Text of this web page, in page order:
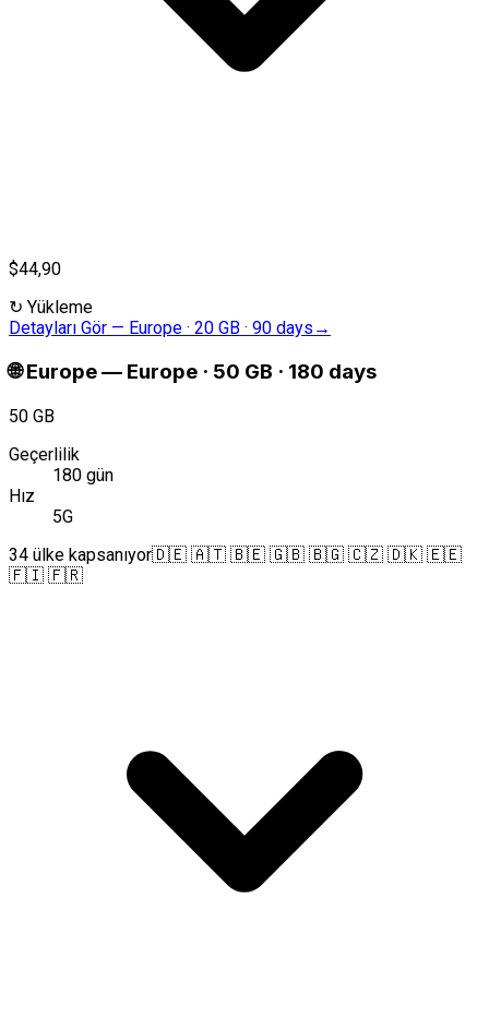
$44,90
↻ Yükleme
Detayları Gör — Europe · 20 GB · 90 days →
🌐 Europe— Europe · 50 GB · 180 days
50 GB
Geçerlilik
180 gün
Hız
5G
34 ülke kapsanıyor🇩🇪 🇦🇹 🇧🇪 🇬🇧 🇧🇬 🇨🇿 🇩🇰 🇪🇪
🇫🇮 🇫🇷